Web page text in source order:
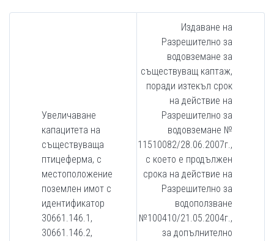
Увеличаване
капацитета на
съществуваща
птицеферма, с
местоположение
поземлен имот с
идентификатор
30661.146.1,
30661.146.2,
Издаване на
Разрешително за
водовземане за
съществуващ каптаж,
поради изтекъл срок
на действие на
Разрешително за
водовземане №
11510082/28.06.2007г.,
с което е продължен
срока на действие на
Разрешително за
водоползване
№100410/21.05.2004г.,
за допълнително